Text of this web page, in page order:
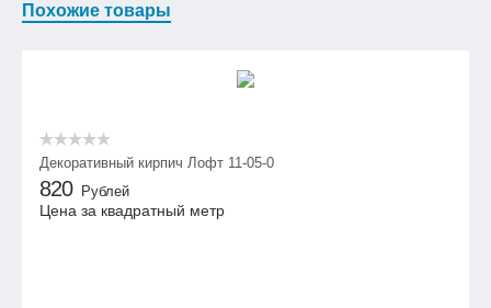
Похожие товары
Декоративный кирпич Лофт 11-05-0
820 Рублей
Цена за квадратный метр